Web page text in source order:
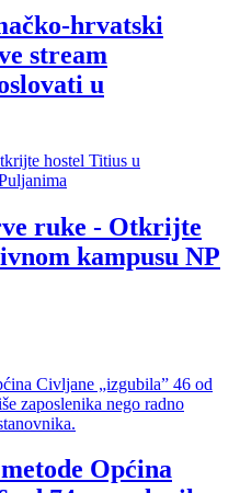
hrvatski
stream
u
ruke - Otkrijte
kampusu NP
Općina